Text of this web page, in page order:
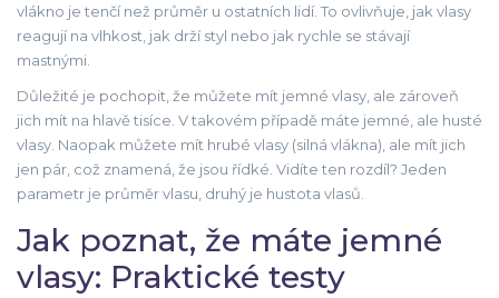
vlákno je tenčí než průměr u ostatních lidí. To ovlivňuje, jak vlasy
reagují na vlhkost, jak drží styl nebo jak rychle se stávají
mastnými.
Důležité je pochopit, že můžete mít jemné vlasy, ale zároveň
jich mít na hlavě tisíce. V takovém případě máte jemné, ale husté
vlasy. Naopak můžete mít hrubé vlasy (silná vlákna), ale mít jich
jen pár, což znamená, že jsou řídké. Vidíte ten rozdíl? Jeden
parametr je průměr vlasu , druhý je hustota vlasů
Jak poznat, že máte jemné
vlasy: Praktické testy